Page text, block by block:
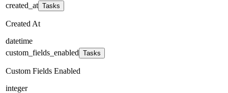
created_at Tasks
Created At
datetime
custom_fields_enabled Tasks
Custom Fields Enabled
integer